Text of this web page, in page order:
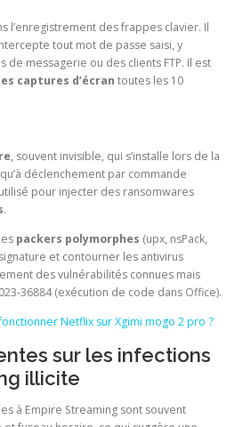
l’enregistrement des frappes clavier. Il
tout mot de passe saisi, y
de messagerie ou des clients FTP. Il est
captures d’écran toutes les 10
, souvent invisible, qui s’installe lors de la
déclenchement par commande
pour injecter des ransomwares
.
packers polymorphes (upx, nsPack,
et contourner les antivirus
des vulnérabilités connues mais
(exécution de code dans Office).
Netflix sur Xgimi mogo 2 pro ?
sur les infections
illicite
à Empire Streaming sont souvent